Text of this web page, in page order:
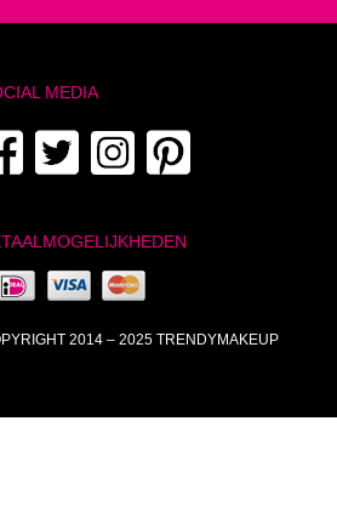
MEDIA
2014 – 2025 TRENDYMAKEUP